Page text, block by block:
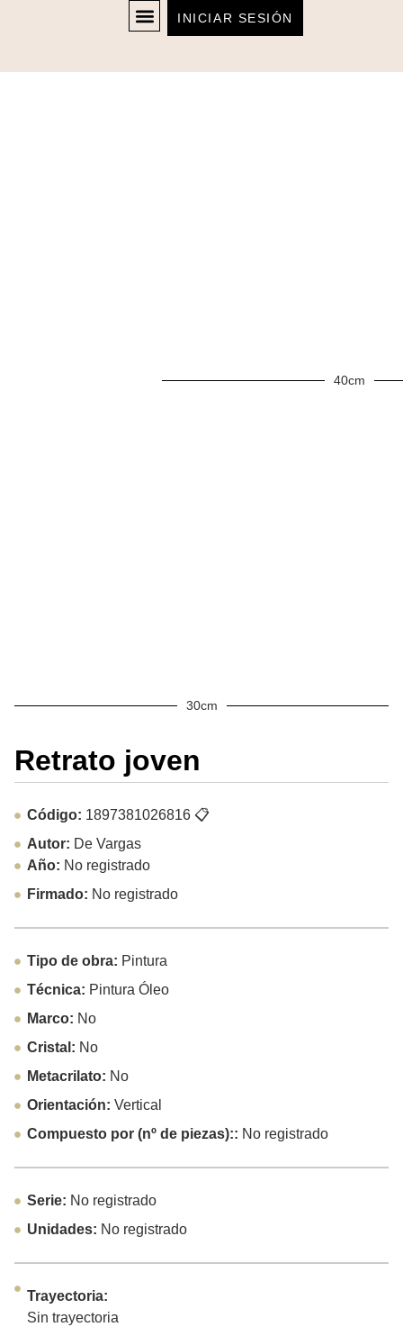
INICIAR SESIÓN
30cm
40cm
Retrato joven
Código: 1897381026816📋
Autor: De Vargas
Año: No registrado
Firmado: No registrado
Tipo de obra: Pintura
Técnica: Pintura Óleo
Marco: No
Cristal: No
Metacrilato: No
Orientación: Vertical
Compuesto por (nº de piezas):: No registrado
Serie: No registrado
Unidades: No registrado
Trayectoria:
Sin trayectoria